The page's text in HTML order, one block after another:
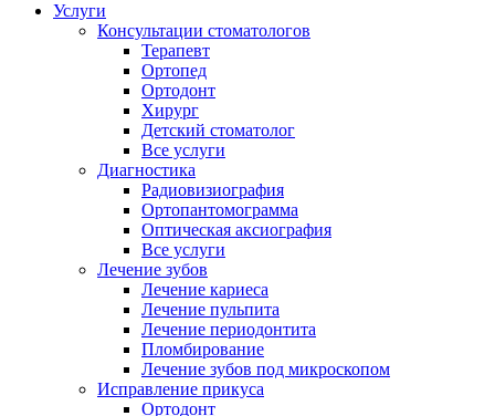
Услуги
Консультации стоматологов
Терапевт
Ортопед
Ортодонт
Хирург
Детский стоматолог
Все услуги
Диагностика
Радиовизиография
Ортопантомограмма
Оптическая аксиография
Все услуги
Лечение зубов
Лечение кариеса
Лечение пульпита
Лечение периодонтита
Пломбирование
Лечение зубов под микроскопом
Исправление прикуса
Ортодонт